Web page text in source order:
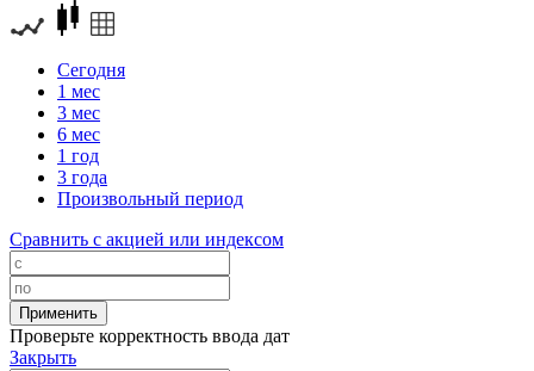
Сегодня
1 мес
3 мес
6 мес
1 год
3 года
Произвольный период
Сравнить с акцией или индексом
Проверьте корректность ввода дат
Закрыть